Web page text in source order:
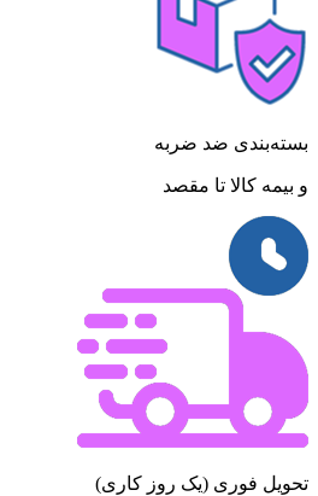
بسته‌بندی ضد ضربه
و بیمه کالا تا مقصد
تحویل فوری (یک روز کاری)